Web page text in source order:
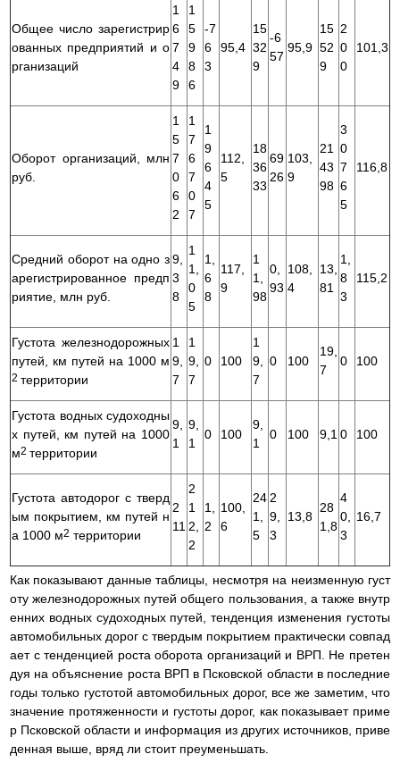
Общее число зарегистрир
ованных предприятий и о
рганизаций
1
6
7
4
9
1
5
9
8
6
-7
6
3
95,4
15
32
9
-6
57
95,9
15
52
9
2
0
0
101,3
Оборот организаций, млн
руб.
1
5
7
0
6
2
1
7
6
7
0
7
1
9
6
4
5
112,
5
18
36
33
69
26
103,
9
21
43
98
3
0
7
6
5
116,8
Средний оборот на одно з
арегистрированное предп
риятие, млн руб.
9,
3
8
1
1,
0
5
1,
6
8
117,
9
1
1,
98
0,
93
108,
4
13,
81
1,
8
3
115,2
Густота железнодорожных
путей, км путей на 1000 м
2 территории
1
9,
7
1
9,
7
0 100
1
9,
7
0 100
19,
7
0 100
Густота водных судоходны
х путей, км путей на 1000
м2 территории
9,
1
9,
1
0 100
9,
1
0 100 9,10 100
Густота автодорог с тверд
ым покрытием, км путей н
а 1000 м2 территории
2
11
2
1
2,
2
1,
2
100,
6
24
1,
5
2
9,
3
13,8
28
1,8
4
0,
3
16,7
Как показывают данные таблицы, несмотря на неизменную густ
оту железнодорожных путей общего пользования, а также внутр
енних водных судоходных путей, тенденция изменения густоты
автомобильных дорог с твердым покрытием практически совпад
ает с тенденцией роста оборота организаций и ВРП. Не претен
дуя на объяснение роста ВРП в Псковской области в последние
годы только густотой автомобильных дорог, все же заметим, что
значение протяженности и густоты дорог, как показывает приме
р Псковской области и информация из других источников, приве
денная выше, вряд ли стоит преуменьшать.